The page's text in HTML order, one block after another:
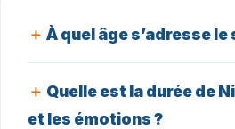
À quel âge s’adresse
Quelle est la durée de
et les émotions ?